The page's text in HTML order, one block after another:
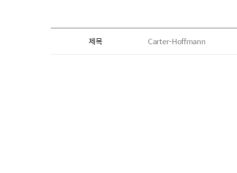
제목 Carter-Hoffmann